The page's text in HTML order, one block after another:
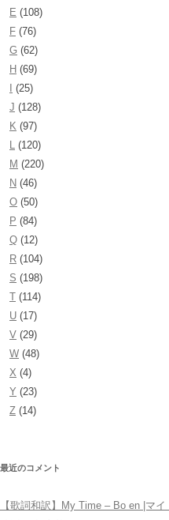
E (108)
F (76)
G (62)
H (69)
(25)
J (128)
K (97)
L (120)
M (220)
N (46)
O (50)
P (84)
Q (12)
R (104)
S (198)
T (114)
U (17)
V (29)
W (48)
X (4)
Y (23)
Z (14)
最近のコメント
【歌詞和訳】My Time – Bo en |マ